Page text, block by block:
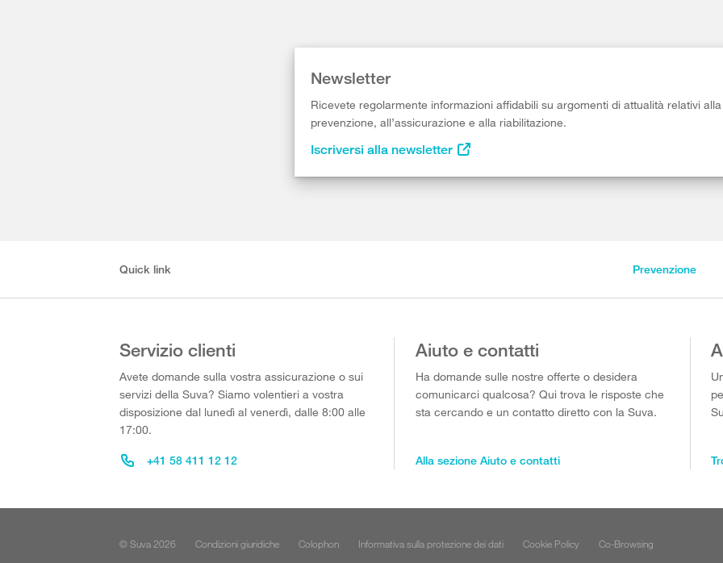
Newsletter
Ricevete regolarmente informazioni affidabili su argomenti di attualità relativi alla
prevenzione, all’assicurazione e alla riabilitazione.
Iscriversi alla newsletter
Quick link Prevenzione
Servizio clienti
Avete domande sulla vostra assicurazione o sui
servizi della Suva? Siamo volentieri a vostra
disposizione dal lunedì al venerdì, dalle 8:00 alle
17:00.
+41 58 411 12 12
Aiuto e contatti
Ha domande sulle nostre offerte o desidera
comunicarci qualcosa? Qui trova le risposte che
sta cercando e un contatto diretto con la Suva.
Alla sezione Aiuto e contatti
© Suva 2026 Condizioni giuridiche Colophon Informativa sulla protezione dei dati Cookie Policy Co-Browsing